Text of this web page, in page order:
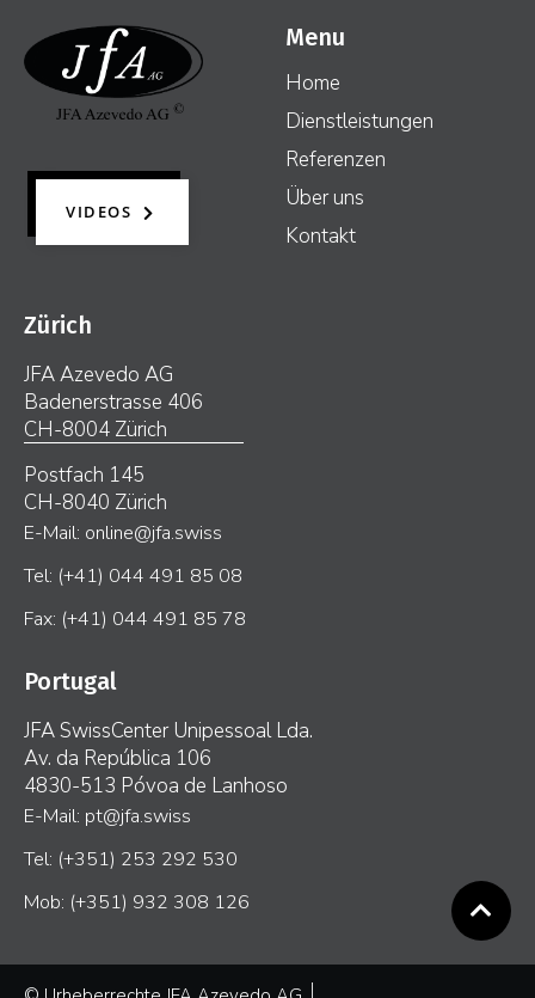
VIDEOS
Menu
Home
Dienstleistungen
Referenzen
Über uns
Kontakt
Zürich
JFA Azevedo AG
Badenerstrasse 406
CH-8004 Zürich
Postfach 145
CH-8040 Zürich
E-Mail: online@jfa.swiss
Tel: (+41) 044 491 85 08
Fax: (+41) 044 491 85 78
Portugal
JFA SwissCenter Unipessoal Lda.
Av. da República 106
4830-513 Póvoa de Lanhoso
E-Mail: pt@jfa.swiss
Tel: (+351) 253 292 530
Mob: (+351) 932 308 126